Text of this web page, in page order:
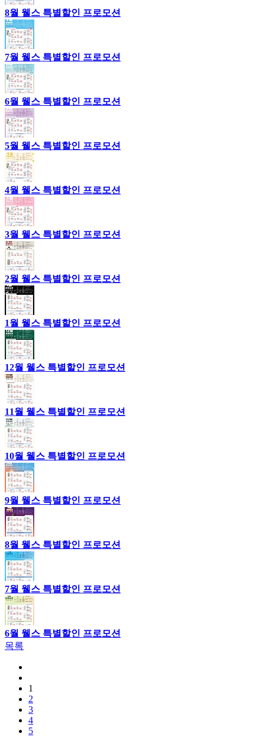
8월 웰스 특별할인 프로모션
7월 웰스 특별할인 프로모션
6월 웰스 특별할인 프로모션
5월 웰스 특별할인 프로모션
4월 웰스 특별할인 프로모션
3월 웰스 특별할인 프로모션
2월 웰스 특별할인 프로모션
1월 웰스 특별할인 프로모션
12월 웰스 특별할인 프로모션
11월 웰스 특별할인 프로모션
10월 웰스 특별할인 프로모션
9월 웰스 특별할인 프로모션
8월 웰스 특별할인 프로모션
7월 웰스 특별할인 프로모션
6월 웰스 특별할인 프로모션
목록
1
2
3
4
5